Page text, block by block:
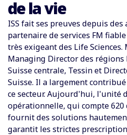
de la vie
ISS fait ses preuves depuis
partenaire de services FM
très exigeant des Life
Managing Director des régions
Suisse centrale, Tessin et
Suisse. Il a largement
ce secteur. Aujourd'hui, l'unité
opérationnelle, qui compte
fournit des solutions
garantit les strictes